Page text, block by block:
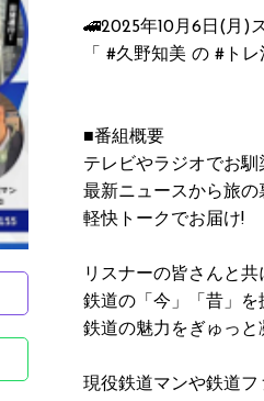
🚄2025年10月6日(月)ス
「 #久野知美 の #トレ
■番組概要
テレビやラジオでお馴
最新ニュースから旅
軽快トークでお届け!
リスナーの皆さんと共
鉄道の「今」「昔」
鉄道の魅力をぎゅっと
現役鉄道マンや鉄道フ